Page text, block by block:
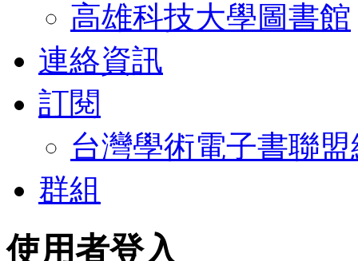
高雄科技大學圖書館
連絡資訊
訂閱
台灣學術電子書聯
群組
使用者登入